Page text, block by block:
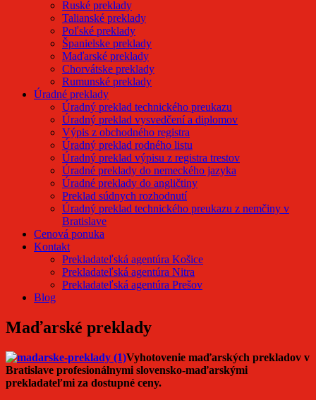
Ruské preklady
Talianské preklady
Poľské preklady
Španielske preklady
Maďarské preklady
Chorvátske preklady
Rumunské preklady
Úradné preklady
Úradný preklad technického preukazu
Úradný preklad vysvedčení a diplomov
Výpis z obchodného registra
Úradný preklad rodného listu
Úradný preklad výpisu z registra trestov
Úradné preklady do nemeckého jazyka
Úradné preklady do angličtiny
Preklad súdnych rozhodnutí
Úradný preklad technického preukazu z nemčiny v
Bratislave
Cenová ponuka
Kontakt
Prekladateľská agentúra Košice
Prekladateľská agentúra Nitra
Prekladateľská agentúra Prešov
Blog
Maďarské preklady
Vyhotovenie maďarských prekladov v
Bratislave profesionálnymi slovensko-maďarskými
prekladateľmi za dostupné ceny.